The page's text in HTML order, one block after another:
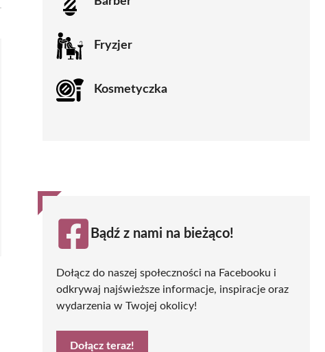
Fryzjer
Kosmetyczka
Bądź z nami na bieżąco!
Dołącz do naszej społeczności na Facebooku i
odkrywaj najświeższe informacje, inspiracje oraz
wydarzenia w Twojej okolicy!
Dołącz teraz!